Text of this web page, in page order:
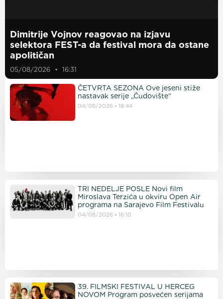
Dimitrije Vojnov reagovao na izjavu
selektora FEST-a da festival mora da ostane
apolitičan
05/08/2026 16:31
ČETVRTA SEZONA Ove jeseni stiže
nastavak serije „Čudovište“
04/08/2026 18:44
TRI NEDELJE POSLE Novi film
Miroslava Terzića u okviru Open Air
programa na Sarajevo Film Festivalu
04/08/2026 16:10
39. FILMSKI FESTIVAL U HERCEG
NOVOM Program posvećen serijama